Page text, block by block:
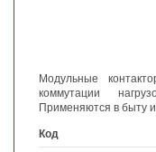
Модульные
коммутации
Применяются в быту
Код